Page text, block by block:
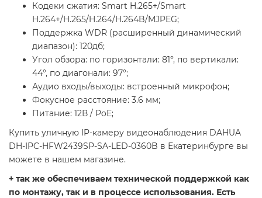
Кодеки сжатия: Smart H.265+/Smart
H.264+/H.265/H.264/H.264B/MJPEG;
Поддержка WDR (расширенный динамический
диапазон): 120дб;
Угол обзора: по горизонтали: 81°, по вертикали:
44°, по диагонали: 97°;
Аудио входы/выходы: встроенный микрофон;
Фокусное расстояние: 3.6 мм;
Питание: 12В / PoE;
Купить уличную IP-камеру видеонаблюдения DAHUA
DH-IPC-HFW2439SP-SA-LED-0360B в Екатеринбурге вы
можете в нашем магазине.
+ так же обеспечиваем технической поддержкой как
по монтажу, так и в процессе использования. Есть